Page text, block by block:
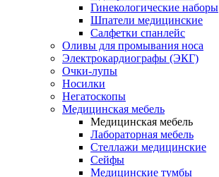
Гинекологические наборы
Шпатели медицинские
Салфетки спанлейс
Оливы для промывания носа
Электрокардиографы (ЭКГ)
Очки-лупы
Носилки
Негатоскопы
Медицинская мебель
Медицинская мебель
Лабораторная мебель
Стеллажи медицинские
Сейфы
Медицинские тумбы